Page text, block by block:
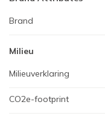
Brand
Milieu
Milieuverklaring
CO2e-footprint